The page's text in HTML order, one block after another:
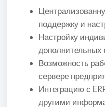
поддержку и
Настройку
дополнительных
Возможность
сервере
Интеграцию с
другими